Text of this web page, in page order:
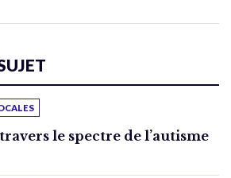
le spectre de l’autisme